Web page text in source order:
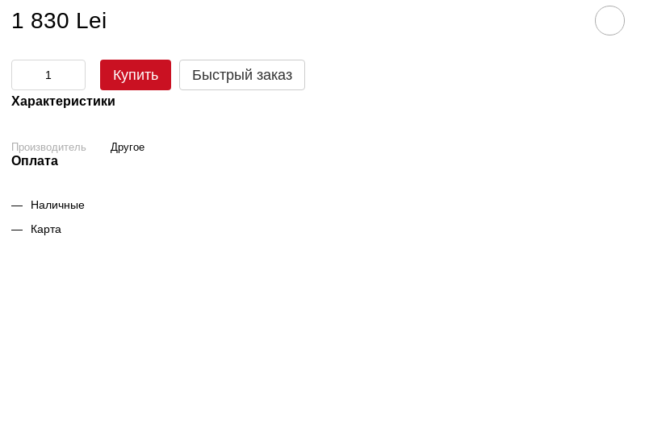
1 830 Lei
Купить Быстрый заказ
Характеристики
Производитель Другое
Оплата
Наличные
Карта